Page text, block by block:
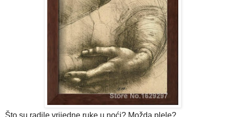
Što su radile vrijedne ruke u noći? Možda plele?